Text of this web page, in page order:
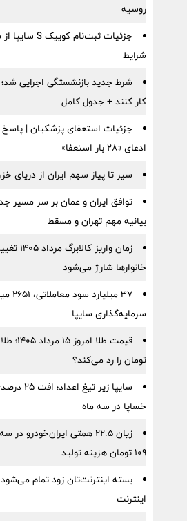
روسیه
شرایط
کار کنند + جدول کامل
جزئیات استعفای پزشکیان |
ادعای «۲۸ بار استعفا»
سیر تا پیاز سهم ایران از دریای
توافق ایران و عمان بر سر مسیر
بیانیه مهم تهران و مسقط
زمان
خانوارها شارژ می‌شود
۳۷
سرمایه‌گذاری سایپا
تومان را رد می‌کند؟
خساپا در سه ماه
۱۰۹ تومان هزینه تولید
بسته اینترنت‌تان زود تمام
اینترنت